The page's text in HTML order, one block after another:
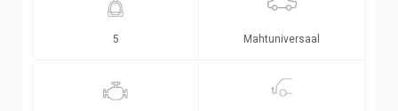
5 Mahtuniversaal